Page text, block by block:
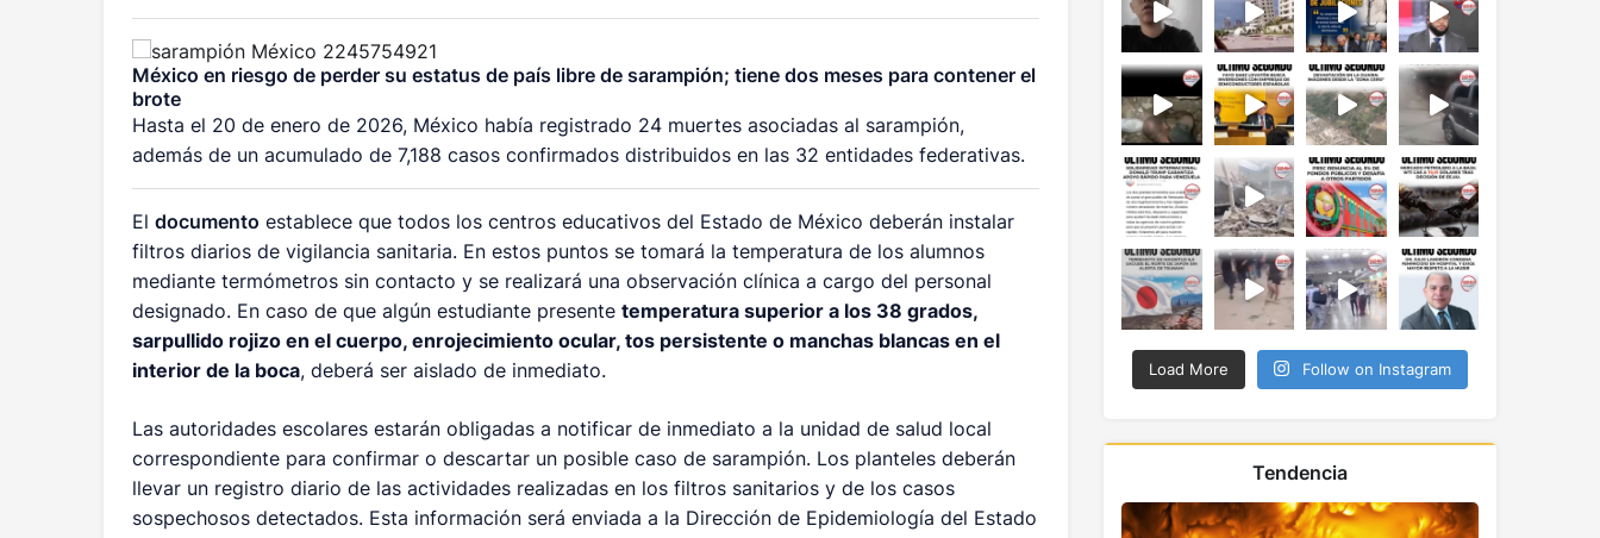
México en riesgo de perder su estatus de país libre de sarampión; tiene dos meses para contener el
brote
Hasta el 20 de enero de 2026, México había registrado 24 muertes asociadas al sarampión,
además de un acumulado de 7,188 casos confirmados distribuidos en las 32 entidades federativas.
Eldocumento establece que todos los centros educativos del Estado de México deberán instalar
filtros diarios de vigilancia sanitaria. En estos puntos se tomará la temperatura de los alumnos
mediante termómetros sin contacto y se realizará una observación clínica a cargo del personal
designado. En caso de que algún estudiante presentetemperatura superior a los 38 grados,
sarpullido rojizo en el cuerpo, enrojecimiento ocular, tos persistente o manchas blancas en el
interior de la boca, deberá ser aislado de inmediato.
Las autoridades escolares estarán obligadas a notificar de inmediato a la unidad de salud local
correspondiente para confirmar o descartar un posible caso de sarampión. Los planteles deberán
llevar un registro diario de las actividades realizadas en los filtros sanitarios y de los casos
sospechosos detectados. Esta información será enviada a la Dirección de Epidemiología del Estado
Load More Follow on Instagram
Tendencia